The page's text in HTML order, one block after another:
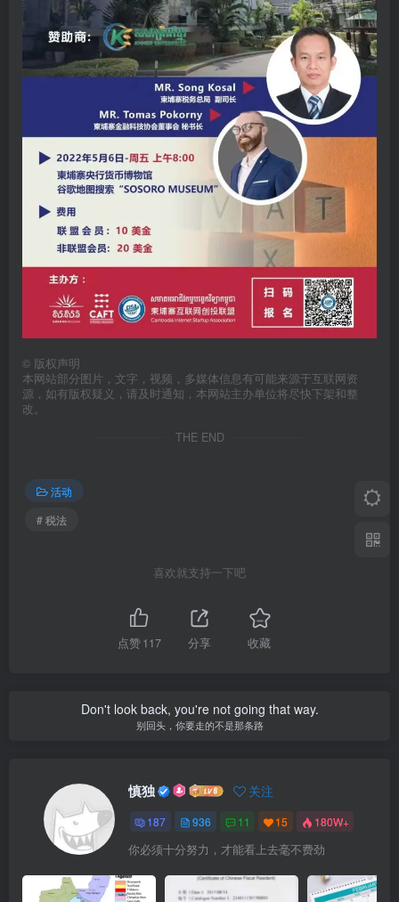
© 版权声明
本网站部分图片，文字，视频，多媒体信息有可能来源于互联网资
源，如有版权疑义，请及时通知，本网站主办单位将尽快下架和整
改。
THE END
活动
# 税法
喜欢就支持一下吧
点赞117 分享 收藏
Don't look back, you're not going that way.
别回头，你要走的不是那条路
慎独 关注
187 936 11 15 180W+
你必须十分努力，才能看上去毫不费劲